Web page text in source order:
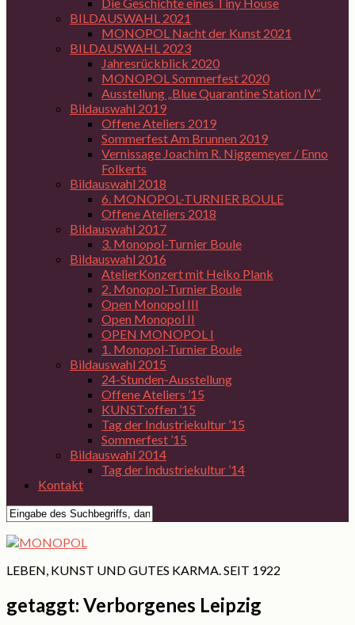
BILDAUSWAHL 2021
MONOPOL Nacht der Kunst 2021
BILDAUSWAHL 2023
Jahresrückblick 2020
MONOPOL Sommerfest 2020
Ausstellung „Blue Quarantine Station IV“
Bildauswahl 2019
Offene Ateliers 2019
Sommerfest Am Brunnen 2019
Vernissage Joachim R. Niggemeyer / Enno
Folkerts
Bildauswahl 2018
6. MONOPOL-TURNIER BOULE
Offene Ateliers 2018
Bildauswahl 2017
3. Monopol-Turnier Boule
Bildauswahl 2016
AtelierKonzert mit Heiko Plank
2. Monopol-Turnier Boule
Open Monopol III
Open Monopol II
OPEN MONOPOL I
1. Monopol-Turnier Boule
Bildauswahl 2015
24-Stunden-Ausstellung
Offene Ateliers ’15
KUNST:offen ’15
Tag der Industriekultur ’15
Sommerfest ’15
Bildauswahl 2014
Tag der Industriekultur ’14
Kontakt
LEBEN, KUNST UND GUTES KARMA. SEIT 1922
getaggt: Verborgenes Leipzig